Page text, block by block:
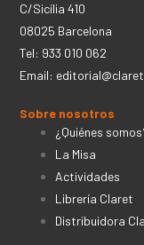
C/Sicília 410
08025 Barcelona
Tel: 933 010 062
Email:
Sobre nosotros
¿Quiénes
La Misa
Actividades
Librería Claret
Distribuidora